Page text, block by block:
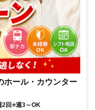
ホール・カウンター
回⭐週3～OK